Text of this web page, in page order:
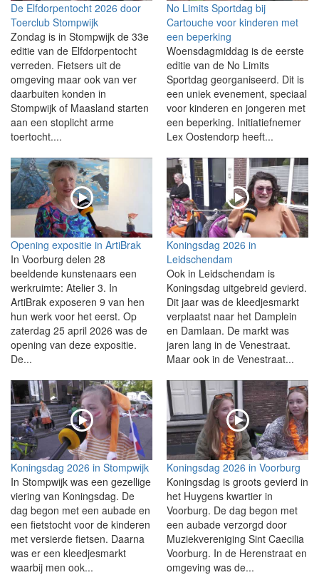
De Elfdorpentocht 2026 door
Toerclub Stompwijk
Zondag is in Stompwijk de 33e
editie van de Elfdorpentocht
verreden. Fietsers uit de
omgeving maar ook van ver
daarbuiten konden in
Stompwijk of Maasland starten
aan een stoplicht arme
toertocht....
No Limits Sportdag bij
Cartouche voor kinderen met
een beperking
Woensdagmiddag is de eerste
editie van de No Limits
Sportdag georganiseerd. Dit is
een uniek evenement, speciaal
voor kinderen en jongeren met
een beperking. Initiatiefnemer
Lex Oostendorp heeft...
Opening expositie in ArtiBrak
In Voorburg delen 28
beeldende kunstenaars een
werkruimte: Atelier 3. In
ArtiBrak exposeren 9 van hen
hun werk voor het eerst. Op
zaterdag 25 april 2026 was de
opening van deze expositie.
De...
Koningsdag 2026 in
Leidschendam
Ook in Leidschendam is
Koningsdag uitgebreid gevierd.
Dit jaar was de kleedjesmarkt
verplaatst naar het Damplein
en Damlaan. De markt was
jaren lang in de Venestraat.
Maar ook in de Venestraat...
Koningsdag 2026 in Stompwijk
In Stompwijk was een gezellige
viering van Koningsdag. De
dag begon met een aubade en
een fietstocht voor de kinderen
met versierde fietsen. Daarna
was er een kleedjesmarkt
waarbij men ook...
Koningsdag 2026 in Voorburg
Koningsdag is groots gevierd in
het Huygens kwartier in
Voorburg. De dag begon met
een aubade verzorgd door
Muziekvereniging Sint Caecilia
Voorburg. In de Herenstraat en
omgeving was de...